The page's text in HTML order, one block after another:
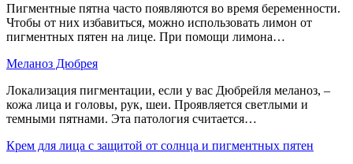
Пигментные пятна часто появляются во время беременности.
Чтобы от них избавиться, можно использовать лимон от
пигментных пятен на лице. При помощи лимона…
Меланоз Дюбрея
Локализация пигментации, если у вас Дюбрейля меланоз, –
кожа лица и головы, рук, шеи. Проявляется светлыми и
темными пятнами. Эта патология считается…
Крем для лица с защитой от солнца и пигментных пятен